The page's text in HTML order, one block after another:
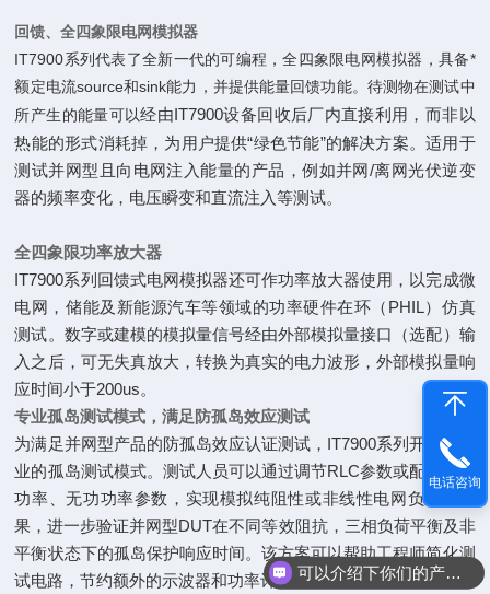
回馈、全四象限电网模拟器
IT7900系列代表了全新一代的可编程，全四象限电网模拟器，具备*
额定电流source和sink能力，并提供能量回馈功能。待测物在测试中
所产生的能量可以经由IT7900设备回收后厂内直接利用，而非以
热能的形式消耗掉，为用户提供“绿色节能”的解决方案。适用于
测试并网型且向电网注入能量的产品，例如并网/离网光伏逆变
器的频率变化，电压瞬变和直流注入等测试。
全四象限功率放大器
IT7900系列回馈式电网模拟器还可作功率放大器使用，以完成微
电网，储能及新能源汽车等领域的功率硬件在环（PHIL）仿真
测试。数字或建模的模拟量信号经由外部模拟量接口（选配）输
入之后，可无失真放大，转换为真实的电力波形，外部模拟量响
应时间小于200us。
专业孤岛测试模式，满足防孤岛效应测试
为满足并网型产品的防孤岛效应认证测试，IT7900系列开发了专
业的孤岛测试模式。测试人员可以通过调节RLC参数或配置有功
功率、无功功率参数，实现模拟纯阻性或非线性电网负荷的效
果，进一步验证并网型DUT在不同等效阻抗，三相负荷平衡及非
平衡状态下的孤岛保护响应时间。该方案可以帮助工程师简化测
试电路，节约额外的示波器和功率计等设备成本。
电话咨询
可以介绍下你们的产品么